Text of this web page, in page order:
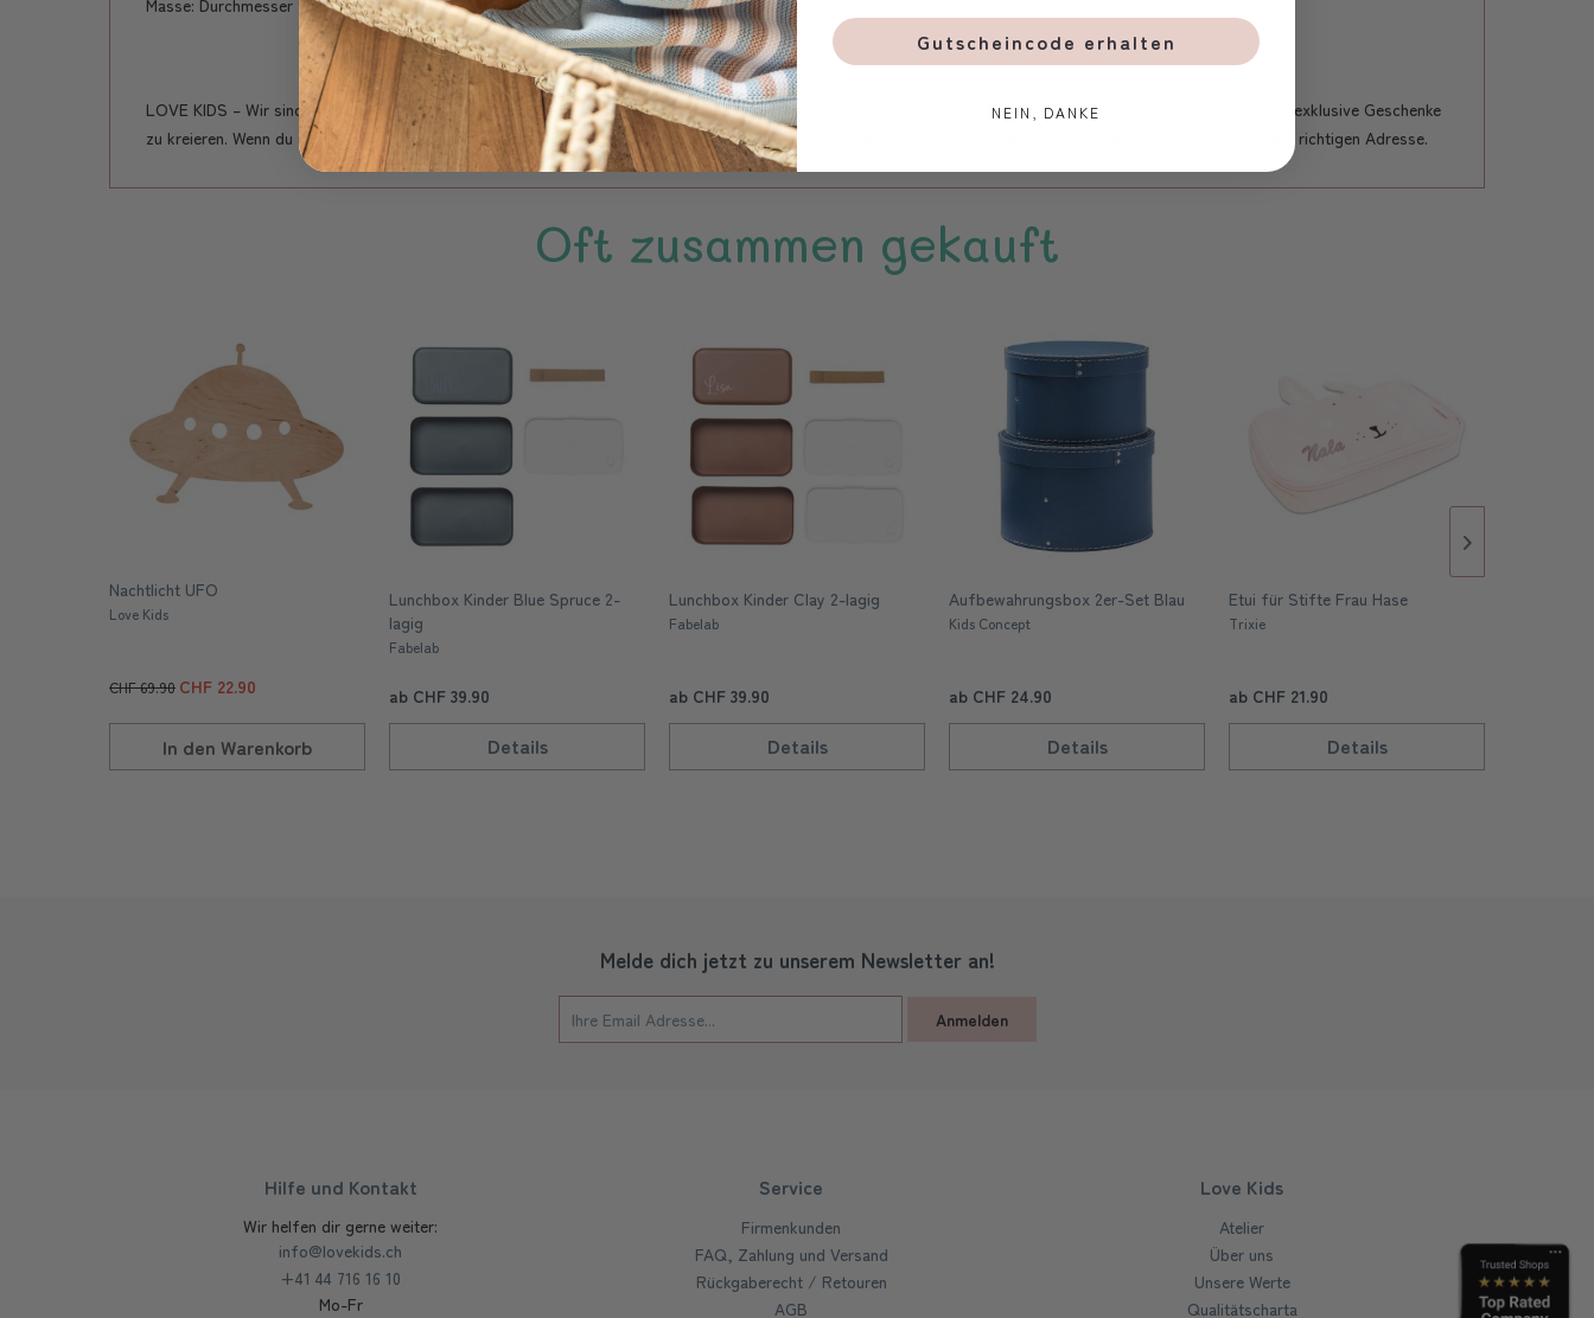
Masse: Durchmesser 20 cm.
LOVE KIDS – Wir sind ein kleines, ortsansässiges Schweizer Unternehmen, in dem Menschen mit grosser Leidenschaft daran arbeiten, dauerhafte, schöne und exklusive Geschenke
zu kreieren. Wenn du also auf der Suche nach Geschenken aus guter und beständiger Qualität bist, die Lächeln und Freude bereiten, dann bist du bei uns an der richtigen Adresse.
Oft zusammen gekauft
Nachtlicht UFO
Love Kids
CHF 69.90 CHF 22.90
In den Warenkorb
Lunchbox Kinder Blue Spruce 2-
lagig
Fabelab
ab CHF 39.90
Details
Lunchbox Kinder Clay 2-lagig
Fabelab
ab CHF 39.90
Details
Aufbewahrungsbox 2er-Set Blau
Kids Concept
ab CHF 24.90
Details
Etui für Stifte Frau Hase
Trixie
ab CHF 21.90
Details
Melde dich jetzt zu unserem Newsletter an!
Anmelden
Hilfe und Kontakt
Wir helfen dir gerne weiter:
info@lovekids.ch
+41 44 716 16 10
Mo-Fr
Service
Firmenkunden
FAQ, Zahlung und Versand
Rückgaberecht / Retouren
AGB
Love Kids
Atelier
Über uns
Unsere Werte
Qualitätscharta
Gutscheincode erhalten
NEIN, DANKE